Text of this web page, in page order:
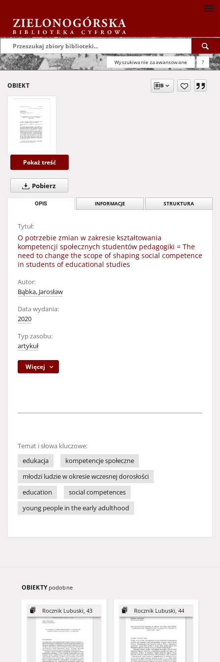
Wyszukiwanie zaawansowane ?
OBIEKT
Pokaż treść
Pobierz
OPIS INFORMACJE STRUKTURA
Tytuł:
O potrzebie zmian w zakresie kształtowania
kompetencji społecznych studentów pedagogiki = The
need to change the scope of shaping social competence
in students of educational studies
Autor:
Bąbka, Jarosław
Data wydania:
2020
Typ zasobu:
artykuł
Więcej
Temat i słowa kluczowe:
edukacja
kompetencje społeczne
młodzi ludzie w okresie wczesnej dorosłości
education
social competences
young people in the early adulthood
OBIEKTY podobne
Rocznik Lubuski, 43 Rocznik Lubuski, 44